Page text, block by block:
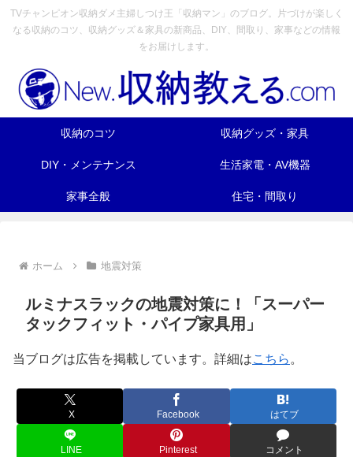
TVチャンピオン収納ダメ主婦しつけ王「収納マン」のブログ。片づけが楽しく
なる収納のコツ、収納グッズ＆家具の新商品、DIY、間取り、家事などの情報
をお届けします。
収納のコツ 収納グッズ・家具
DIY・メンテナンス 生活家電・AV機器
家事全般 住宅・間取り
ホーム 地震対策
ルミナスラックの地震対策に！「スーパー
タックフィット・パイプ家具用」
当ブログは広告を掲載しています。詳細はこちら 。
X Facebook はてブ
LINE Pinterest コメント